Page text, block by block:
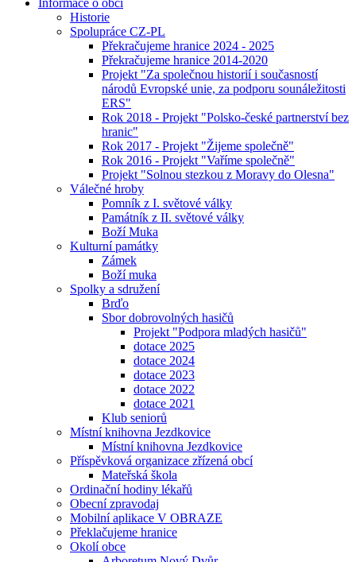
Historie
Spolupráce CZ-PL
Překračujeme hranice 2024 - 2025
Překračujeme hranice 2014-2020
Projekt "Za společnou historií i současností
národů Evropské unie, za podporu sounáležitosti
ERS"
Rok 2018 - Projekt "Polsko-české partnerství bez
hranic"
Rok 2017 - Projekt "Žijeme společně"
Rok 2016 - Projekt "Vaříme společně"
Projekt "Solnou stezkou z Moravy do Olesna"
Válečné hroby
Pomník z I. světové války
Památník z II. světové války
Boží Muka
Kulturní památky
Zámek
Boží muka
Spolky a sdružení
Brďo
Sbor dobrovolných hasičů
Projekt "Podpora mladých hasičů"
dotace 2025
dotace 2024
dotace 2023
dotace 2022
dotace 2021
Klub seniorů
Místní knihovna Jezdkovice
Místní knihovna Jezdkovice
Příspěvková organizace zřízená obcí
Mateřská škola
Ordinační hodiny lékařů
Obecní zpravodaj
Mobilní aplikace V OBRAZE
Překlačujeme hranice
Okolí obce